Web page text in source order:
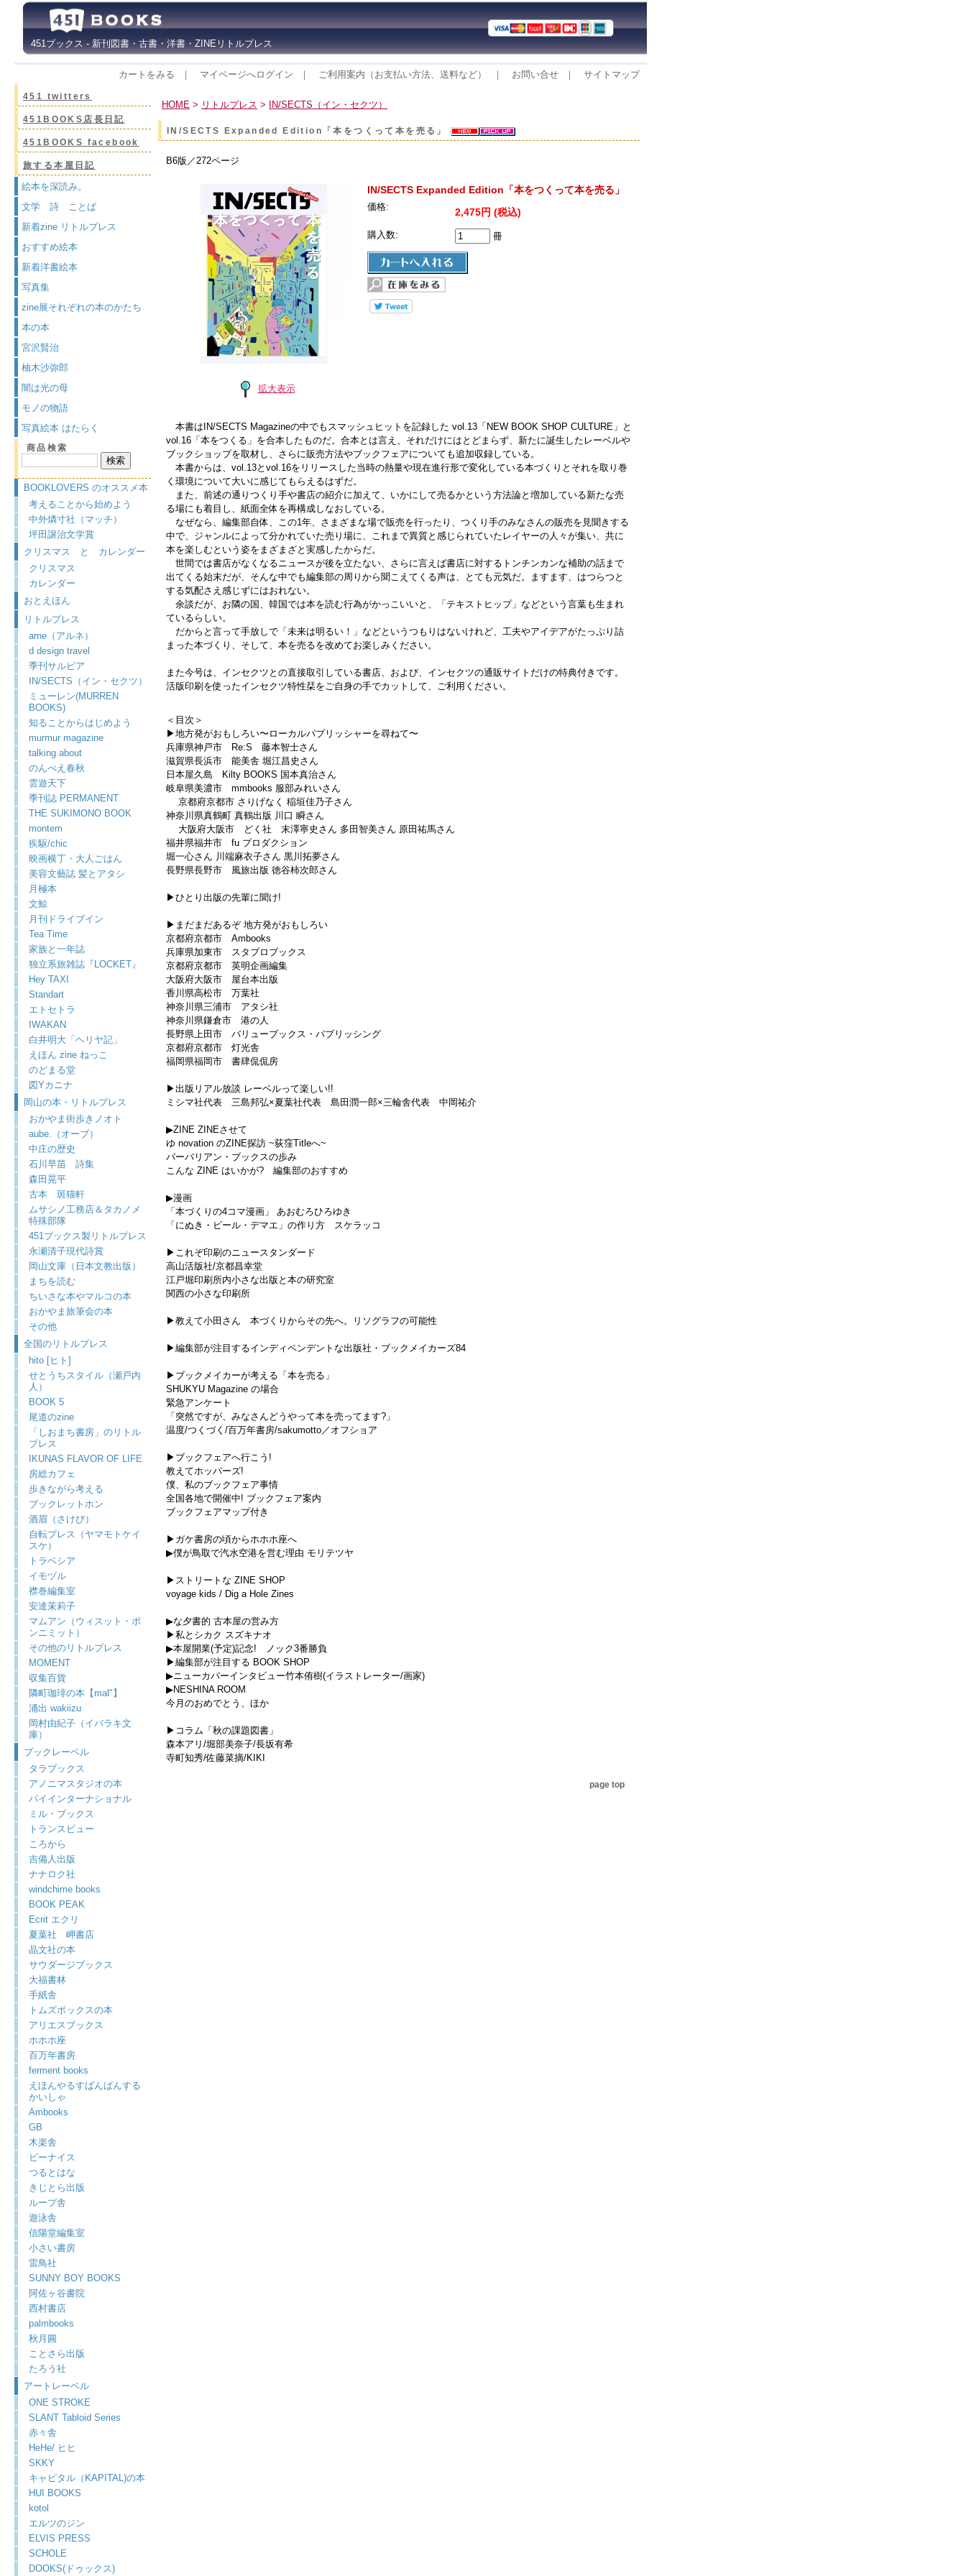
451ブックス - 新刊図書・古書・洋書・ZINEリトルプレス
カートをみる ｜ マイページへログイン ｜ ご利用案内（お支払い方法、送料など） ｜ お問い合せ ｜ サイトマップ
451 twitters
451BOOKS店長日記
451BOOKS facebook
旅する本屋日記
絵本を深読み。
文学 詩 ことば
新着zine リトルプレス
おすすめ絵本
新着洋書絵本
写真集
zine展それぞれの本のかたち
本の本
宮沢賢治
柚木沙弥郎
闇は光の母
モノの物語
写真絵本 はたらく
商品検索
BOOKLOVERS のオススメ本
考えることから始めよう
中外燐寸社（マッチ）
坪田譲治文学賞
クリスマス と カレンダー
クリスマス
カレンダー
おとえほん
リトルプレス
arne（アルネ）
d design travel
季刊サルビア
IN/SECTS（イン・セクツ）
ミューレン(MURREN
BOOKS)
知ることからはじめよう
murmur magazine
talking about
のんべえ春秋
雲遊天下
季刊誌 PERMANENT
THE SUKIMONO BOOK
montem
疾駆/chic
映画横丁・大人ごはん
美容文藝誌 髪とアタシ
月極本
文鯨
月刊ドライブイン
Tea Time
家族と一年誌
独立系旅雑誌『LOCKET』
Hey TAXI
Standart
エトセトラ
IWAKAN
白井明大「ヘリヤ記」
えほん zine ねっこ
のどまる堂
図Yカニナ
岡山の本・リトルプレス
おかやま街歩きノオト
aube.（オーブ）
中庄の歴史
石川早苗 詩集
森田晃平
古本 斑猫軒
ムサシノ工務店＆タカノメ
特殊部隊
451ブックス製リトルプレス
永瀬清子現代詩賞
岡山文庫（日本文教出版）
まちを読む
ちいさな本やマルコの本
おかやま旅筆会の本
その他
全国のリトルプレス
hito [ヒト]
せとうちスタイル（瀬戸内
人）
BOOK 5
尾道のzine
「しおまち書房」のリトル
プレス
IKUNAS FLAVOR OF LIFE
房総カフェ
歩きながら考える
ブックレットホン
酒眉（さけび）
自転プレス（ヤマモトケイ
スケ）
トラベシア
イモヅル
襟巻編集室
安達茉莉子
マムアン（ウィスット・ポ
ンニミット）
その他のリトルプレス
MOMENT
収集百貨
隣町珈琲の本【mal"】
涌出 wakiizu
岡村由紀子（イバラキ文
庫）
ブックレーベル
タラブックス
アノニマスタジオの本
パイインターナショナル
ミル・ブックス
トランスビュー
ころから
吉備人出版
ナナロク社
windchime books
BOOK PEAK
Ecrit エクリ
夏葉社 岬書店
晶文社の本
サウダージブックス
大福書林
手紙舎
トムズボックスの本
アリエスブックス
ホホホ座
百万年書房
ferment books
えほんやるすばんばんする
かいしゃ
Ambooks
GB
木楽舎
ビーナイス
つるとはな
きじとら出版
ループ舎
遊泳舎
信陽堂編集室
小さい書房
雷鳥社
SUNNY BOY BOOKS
阿佐ヶ谷書院
西村書店
palmbooks
秋月圓
ことさら出版
たろう社
アートレーベル
ONE STROKE
SLANT Tabloid Series
赤々舎
HeHe/ ヒヒ
SKKY
キャピタル（KAPITAL)の本
HUI BOOKS
kotol
エルツのジン
ELVIS PRESS
SCHOLE
DOOKS(ドゥックス)
HOME > リトルプレス > IN/SECTS（イン・セクツ）
IN/SECTS Expanded Edition「本をつくって本を売る」
B6版／272ページ
拡大表示
IN/SECTS Expanded Edition「本をつくって本を売る」
価格: 2,475円 (税込)
購入数: 冊
本書はIN/SECTS Magazineの中でもスマッシュヒットを記録した vol.13「NEW BOOK SHOP CULTURE」と
vol.16「本をつくる」を合本したものだ。合本とは言え、それだけにはとどまらず、新たに誕生したレーベルや
ブックショップを取材し、さらに販売方法やブックフェアについても追加収録している。
本書からは、vol.13とvol.16をリリースした当時の熱量や現在進行形で変化している本づくりとそれを取り巻
く環境について大いに感じてもらえるはずだ。
また、前述の通りつくり手や書店の紹介に加えて、いかにして売るかという方法論と増加している新たな売
る場にも着目し、紙面全体を再構成しなおしている。
なぜなら、編集部自体、この1年、さまざまな場で販売を行ったり、つくり手のみなさんの販売を見聞きする
中で、ジャンルによって分かれていた売り場に、これまで異質と感じられていたレイヤーの人々が集い、共に
本を楽しむという姿をまざまざと実感したからだ。
世間では書店がなくなるニュースが後を立たない、さらに言えば書店に対するトンチンカンな補助の話まで
出てくる始末だが、そんな中でも編集部の周りから聞こえてくる声は、とても元気だ。ますます、はつらつと
する気配さえ感じずにはおれない。
余談だが、お隣の国、韓国では本を読む行為がかっこいいと、「テキストヒップ」などという言葉も生まれ
ているらしい。
だからと言って手放しで「未来は明るい！」などというつもりはないけれど、工夫やアイデアがたっぷり詰
まった本づくり、そして、本を売るを改めてお楽しみください。
また今号は、インセクツとの直接取引している書店、および、インセクツの通販サイトだけの特典付きです。
活版印刷を使ったインセクツ特性栞をご自身の手でカットして、ご利用ください。
＜目次＞
▶︎地方発がおもしろい〜ローカルパブリッシャーを尋ねて〜
兵庫県神戸市 Re:S 藤本智士さん
滋賀県長浜市 能美舎 堀江昌史さん
日本屋久島 Kilty BOOKS 国本真治さん
岐阜県美濃市 mmbooks 服部みれいさん
京都府京都市 さりげなく 稲垣佳乃子さん
神奈川県真鶴町 真鶴出版 川口 瞬さん
大阪府大阪市 どく社 末澤寧史さん 多田智美さん 原田祐馬さん
福井県福井市 fu プロダクション
堀一心さん 川端麻衣子さん 黒川拓夢さん
長野県長野市 風旅出版 徳谷柿次郎さん
▶︎ひとり出版の先輩に聞け!
▶︎まだまだあるぞ 地方発がおもしろい
京都府京都市 Ambooks
兵庫県加東市 スタブロブックス
京都府京都市 英明企画編集
大阪府大阪市 屋台本出版
香川県高松市 万葉社
神奈川県三浦市 アタシ社
神奈川県鎌倉市 港の人
長野県上田市 バリューブックス・パブリッシング
京都府京都市 灯光舎
福岡県福岡市 書肆侃侃房
▶︎出版リアル放談 レーベルって楽しい!!
ミシマ社代表 三島邦弘×夏葉社代表 島田潤一郎×三輪舎代表 中岡祐介
▶︎ZINE ZINEさせて
ゆ novation のZINE探訪 ~荻窪Titleへ~
バーバリアン・ブックスの歩み
こんな ZINE はいかが? 編集部のおすすめ
▶︎漫画
「本づくりの4コマ漫画」 あおむろひろゆき
「にぬき・ビール・デマエ」の作り方 スケラッコ
▶︎これぞ印刷のニュースタンダード
高山活版社/京都昌幸堂
江戸堀印刷所内小さな出版と本の研究室
関西の小さな印刷所
▶︎教えて小田さん 本づくりからその先へ。リソグラフの可能性
▶︎編集部が注目するインディペンデントな出版社・ブックメイカーズ84
▶︎ブックメイカーが考える「本を売る」
SHUKYU Magazine の場合
緊急アンケート
「突然ですが、みなさんどうやって本を売ってます?」
温度/つくづく/百万年書房/sakumotto／オフショア
▶︎ブックフェアへ行こう!
教えてホッパーズ!
僕、私のブックフェア事情
全国各地で開催中! ブックフェア案内
ブックフェアマップ付き
▶︎ガケ書房の頃からホホホ座へ
▶︎僕が鳥取で汽水空港を営む理由 モリテツヤ
▶︎ストリートな ZINE SHOP
voyage kids / Dig a Hole Zines
▶︎な夕書的 古本屋の営み方
▶︎私とシカク スズキナオ
▶︎本屋開業(予定)記念! ノック3番勝負
▶︎編集部が注目する BOOK SHOP
▶︎ニューカバーインタビュー竹本侑樹(イラストレーター/画家)
▶︎NESHINA ROOM
今月のおめでとう、ほか
▶︎コラム「秋の課題図書」
森本アリ/堀部美奈子/長坂有希
寺町知秀/佐藤菜摘/KIKI
page top